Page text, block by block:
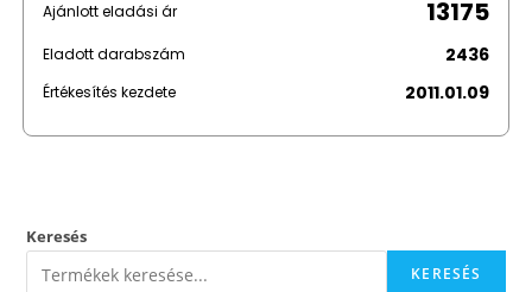
Ajánlott eladási ár 13175
Eladott darabszám 2436
Értékesítés kezdete 2011.01.09
Keresés
KERESÉS